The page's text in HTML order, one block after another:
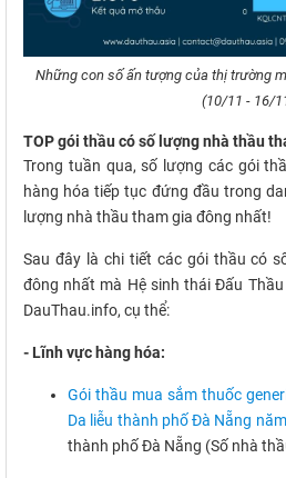
Những con số ấn tượng của thị trường
(10/11 - 16/
TOP gói thầu có số lượng nhà thầu
Trong tuần qua, số lượng các gói
hàng hóa tiếp tục đứng đầu trong
lượng nhà thầu tham gia đông nhất!
Sau đây là chi tiết các gói thầu có
đông nhất mà Hệ sinh thái Đấu
DauThau.info, cụ thể:
- Lĩnh vực hàng hóa:
Gói thầu mua sắm thuốc
Da liễu thành phố Đà Nẵng
thành phố Đà Nẵng (Số nhà